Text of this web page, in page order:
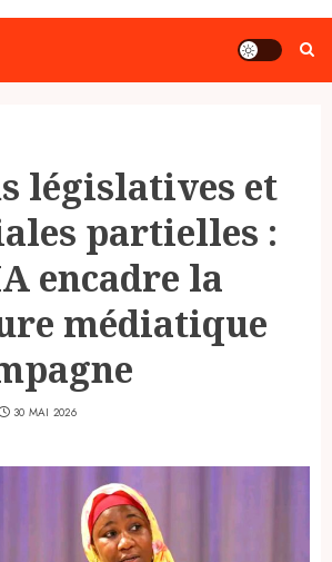
législatives et
partielles :
encadre la
médiatique
30 MAI 2026